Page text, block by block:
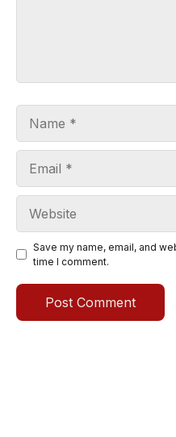
Save my name, email, and
time I comment.